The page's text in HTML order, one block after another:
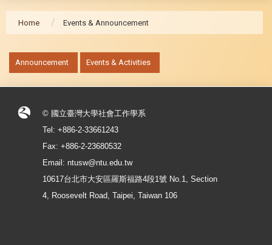
Home Events & Announcement
Announcement Events & Activities
© 國立臺灣大學社會工作學系
Tel: +886-2-33661243
Fax: +886-2-23680532
Email: ntusw@ntu.edu.tw
10617台北市大安區羅斯福路4段1號 No.1, Section
4, Roosevelt Road, Taipei, Taiwan 106